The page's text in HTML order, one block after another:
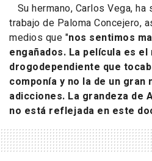
Su hermano, Carlos Vega,
trabajo de Paloma Concejero,
medios que "nos sentimos
engañados. La película es
drogodependiente que
componía y no la de un gran
adicciones. La grandeza de
no está reflejada en este